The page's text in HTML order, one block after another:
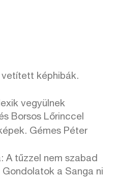
vetített képhibák.
vegyülnek
Borsos Lőrinccel
Gémes Péter
A tűzzel nem szabad
a Sanga ni